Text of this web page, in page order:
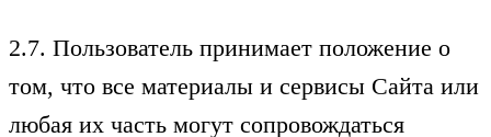
2.7. Пользователь принимает положение о
том, что все материалы и сервисы Сайта или
любая их часть могут сопровождаться